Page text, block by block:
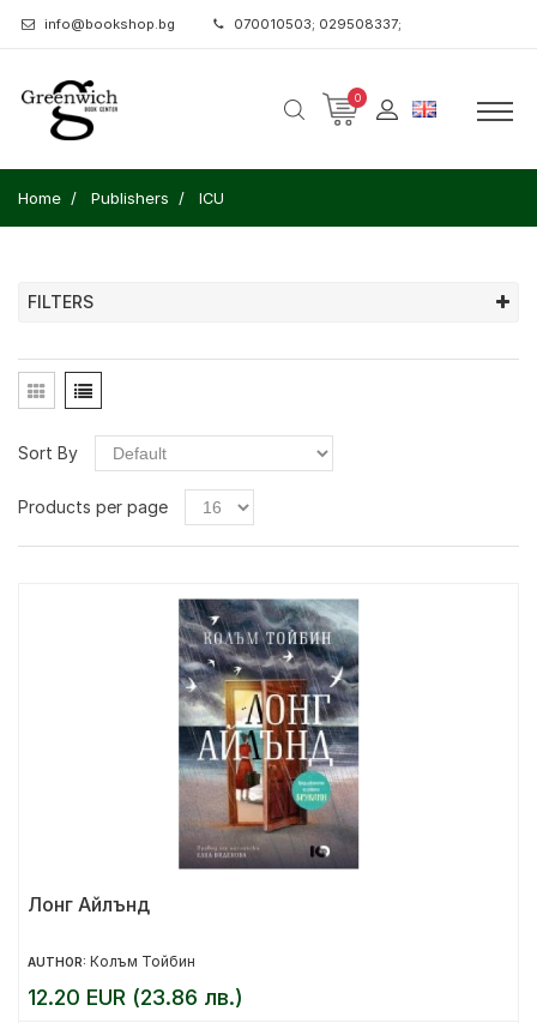
info@bookshop.bg 070010503; 029508337;
0
Home Publishers ICU
FILTERS
Sort By
Products per page
Лонг Айлънд
AUTHOR: Колъм Тойбин
12.20 EUR (23.86 лв.)